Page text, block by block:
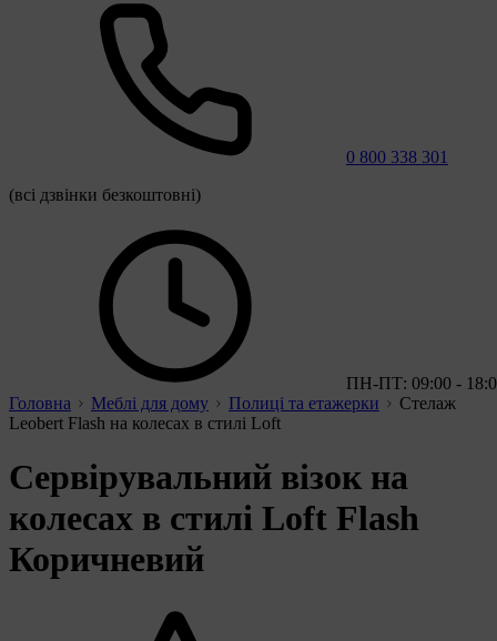
0 800 338 301
(всі дзвінки безкоштовні)
ПН-ПТ: 09:00 -
Головна
Меблі для дому Полиці та етажерки
Стелаж
Leobert Flash на колесах в стилі Loft
Сервірувальний візок на
колесах в стилі Loft Flash
Коричневий